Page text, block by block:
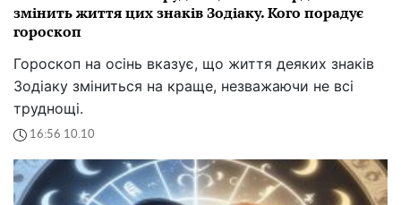
змінить життя цих знаків Зодіаку. Кого порадує
гороскоп
Гороскоп на осінь вказує, що життя деяких знаків
Зодіаку зміниться на краще, незважаючи не всі
труднощі.
16:56 10.10